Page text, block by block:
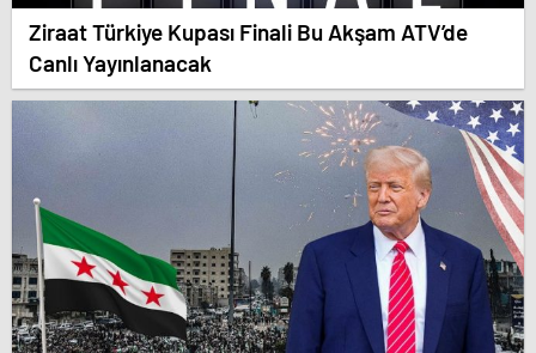
Ziraat Türkiye Kupası Finali Bu Akşam ATV’de
Canlı Yayınlanacak